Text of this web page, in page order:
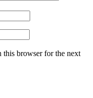
this browser for the next